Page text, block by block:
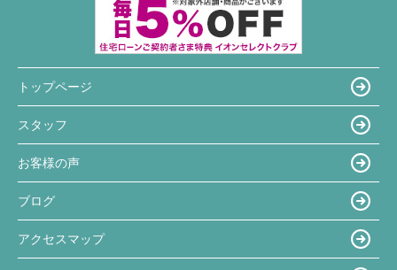
トップページ
スタッフ
お客様の声
ブログ
アクセスマップ